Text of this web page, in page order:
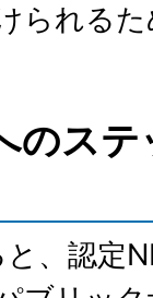
られる
のス
、認定